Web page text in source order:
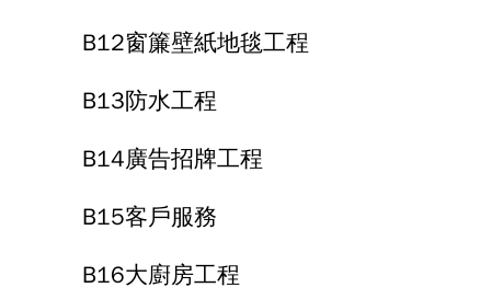
B12窗簾壁紙地毯工程
B13防水工程
B14廣告招牌工程
B15客戶服務
B16大廚房工程